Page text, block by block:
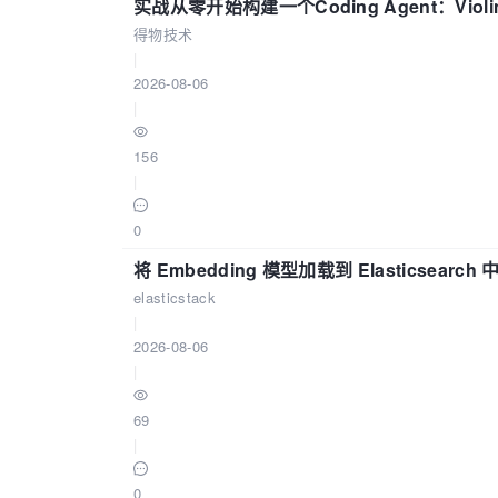
实战从零开始构建一个Coding Agent：
得物技术
2026-08-06
156
0
将 Embedding 模型加载到 Elasticsearch 中
elasticstack
2026-08-06
69
0